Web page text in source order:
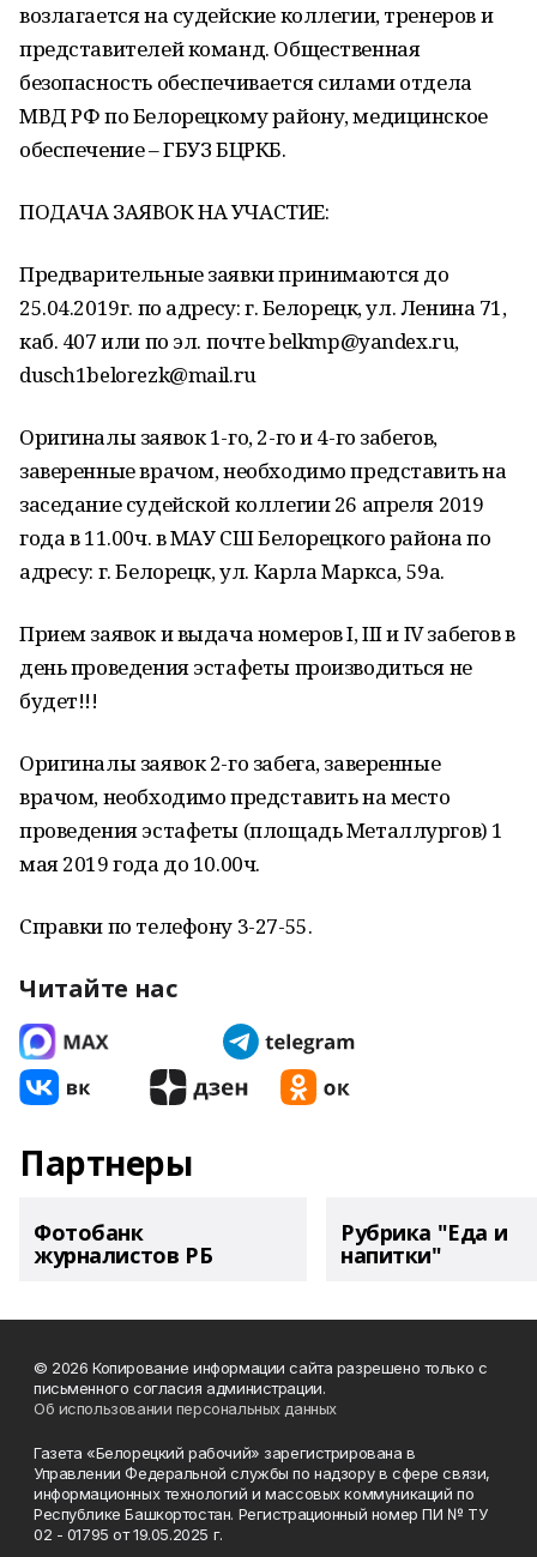
возлагается на судейские коллегии, тренеров и
представителей команд. Общественная
безопасность обеспечивается силами отдела
МВД РФ по Белорецкому району, медицинское
обеспечение – ГБУЗ БЦРКБ.
ПОДАЧА ЗАЯВОК НА УЧАСТИЕ:
Предварительные заявки принимаются до
25.04.2019г. по адресу: г. Белорецк, ул. Ленина 71,
каб. 407 или по эл. почте belkmp@yandex.ru,
dusch1belorezk@mail.ru
Оригиналы заявок 1-го, 2-го и 4-го забегов,
заверенные врачом, необходимо представить на
заседание судейской коллегии 26 апреля 2019
года в 11.00ч. в МАУ СШ Белорецкого района по
адресу: г. Белорецк, ул. Карла Маркса, 59а.
Прием заявок и выдача номеров I, III и IV забегов в
день проведения эстафеты производиться не
будет!!!
Оригиналы заявок 2-го забега, заверенные
врачом, необходимо представить на место
проведения эстафеты (площадь Металлургов) 1
мая 2019 года до 10.00ч.
Справки по телефону 3-27-55.
Читайте нас
Партнеры
Фотобанк
журналистов РБ
Рубрика "Еда и
напитки"
© 2026 Копирование информации сайта разрешено только с
письменного согласия администрации.
Об использовании персональных данных
Газета «Белорецкий рабочий» зарегистрирована в
Управлении Федеральной службы по надзору в сфере связи,
информационных технологий и массовых коммуникаций по
Республике Башкортостан. Регистрационный номер ПИ № ТУ
02 - 01795 от 19.05.2025 г.